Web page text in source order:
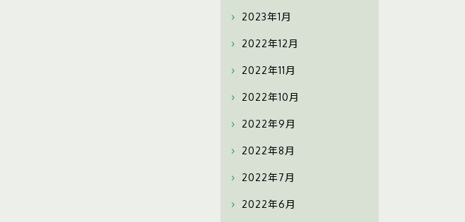
2023年1月
2022年12月
2022年11月
2022年10月
2022年9月
2022年8月
2022年7月
2022年6月